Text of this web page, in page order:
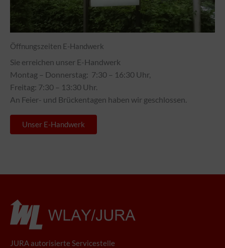
Öffnungszeiten E-Handwerk
Sie erreichen unser E-Handwerk
Montag – Donnerstag: 7:30 – 16:30 Uhr,
Freitag: 7:30 – 13:30 Uhr.
An Feier- und Brückentagen haben wir geschlossen.
Unser E-Handwerk
JURA autorisierte Servicestelle